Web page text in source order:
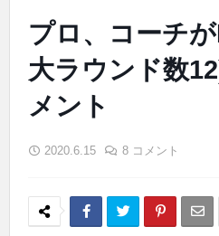
プロ、コーチ
大ラウンド数
メント
2020.6.15 8 コメント